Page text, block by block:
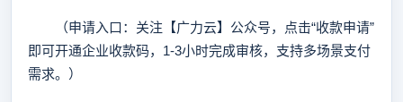
（申请入口：关注【广力云】公众号，点击“收款申请”
即可开通企业收款码，1-3小时完成审核，支持多场景支付
需求。）